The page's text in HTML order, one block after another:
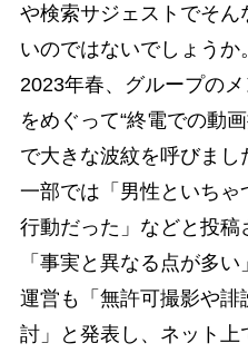
や検索サジェストでそん
いのではないでしょうか。
2023年春、グループの
をめぐって“終電での動
で大きな波紋を呼びまし
一部では「男性といち
行動だった」などと投稿
「事実と異なる点が多
運営も「無許可撮影や誹
討」と発表し、ネット上